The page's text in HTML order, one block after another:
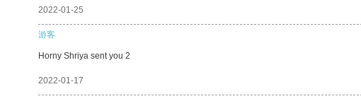
2022-01-25
游客
Horny Shriya sent you 2
2022-01-17